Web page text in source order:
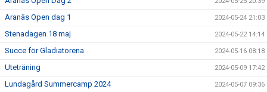
Aranäs Open dag 1 2024-05-24 21:03
Stenadagen 18 maj 2024-05-22 14:14
Succe för Gladiatorena 2024-05-16 08:18
Uteträning 2024-05-09 17:42
Lundagård Summercamp 2024 2024-05-07 09:36